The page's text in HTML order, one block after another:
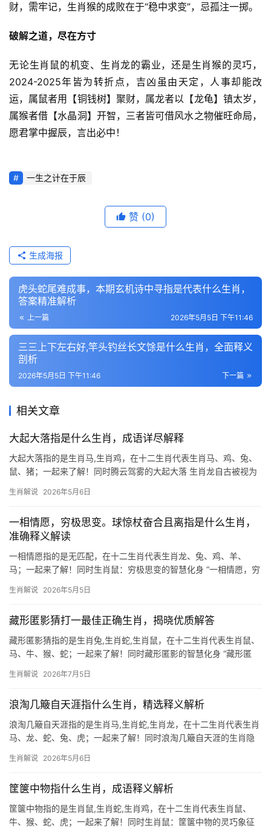
财，需牢记，生肖猴的成败在于“稳中求变”，忌孤注一掷。
破解之道，尽在方寸
无论生肖鼠的机变、生肖龙的霸业，还是生肖猴的灵巧，
2024-2025年皆为转折点，吉凶虽由天定，人事却能改
运，属鼠者用【铜钱树】聚财，属龙者以【龙龟】镇太岁，
属猴者借【水晶洞】开智，三者皆可借风水之物催旺命局，
愿君掌中握辰，言出必中！
一生之计在于辰
赞 (0)
生成海报
虎头蛇尾难成事，本期玄机诗中寻指是代表什么生肖，
答案精准解析
上一篇 2026年5月5日 下午11:46
三三上下左右好,竿头钓丝长文馀是什么生肖，全面释义
剖析
下一篇
2026年5月5日 下午11:46
相关文章
大起大落指是什么生肖，成语详尽解释
大起大落指的是生肖马,生肖鸡，在十二生肖代表生肖马、鸡、兔、
鼠、猪；一起来了解！同时腾云驾雾的大起大落 生肖龙自古被视为
人“值太岁”，上半年易遇职场纠纷，尤其29岁者恐遭小人暗算；但
生肖解说 2026年5月6日
一相情愿，穷极思变。球惊杖奋合且离指是什么生肖，
准确释义解读
一相情愿指的是无匹配，在十二生肖代表生肖龙、兔、鸡、羊、
马；一起来了解！同时生肖鼠：穷极思变的智慧化身 “一相情愿，穷
蹊径，古籍有载：“球惊杖奋合且离”，暗喻鼠类遇险时如球般弹
生肖解说 2026年5月5日
藏形匿影猜打一最佳正确生肖，揭晓优质解答
藏形匿影猜指的是生肖兔,生肖蛇,生肖鼠，在十二生肖代表生肖鼠、
马、牛、猴、蛇；一起来了解！同时藏形匿影的智慧化身 “藏形匿
生具备敏锐的洞察力和极强的适应能力，2026年对于属鼠人而言，
生肖解说 2026年7月5日
浪淘几簸自天涯指什么生肖，精选释义解析
浪淘几簸自天涯指的是生肖马,生肖蛇,生肖龙，在十二生肖代表生肖
马、龙、蛇、兔、虎；一起来了解！同时浪淘几簸自天涯的生肖隐
的沙砾，暗喻人生起伏，在生肖文化中，此句与生肖马最为契合
生肖解说 2026年5月6日
筐箧中物指什么生肖，成语释义解析
筐箧中物指的是生肖鼠,生肖蛇,生肖鸡，在十二生肖代表生肖鼠、
牛、猴、蛇、虎；一起来了解！同时生肖鼠：筐箧中物的灵巧象征